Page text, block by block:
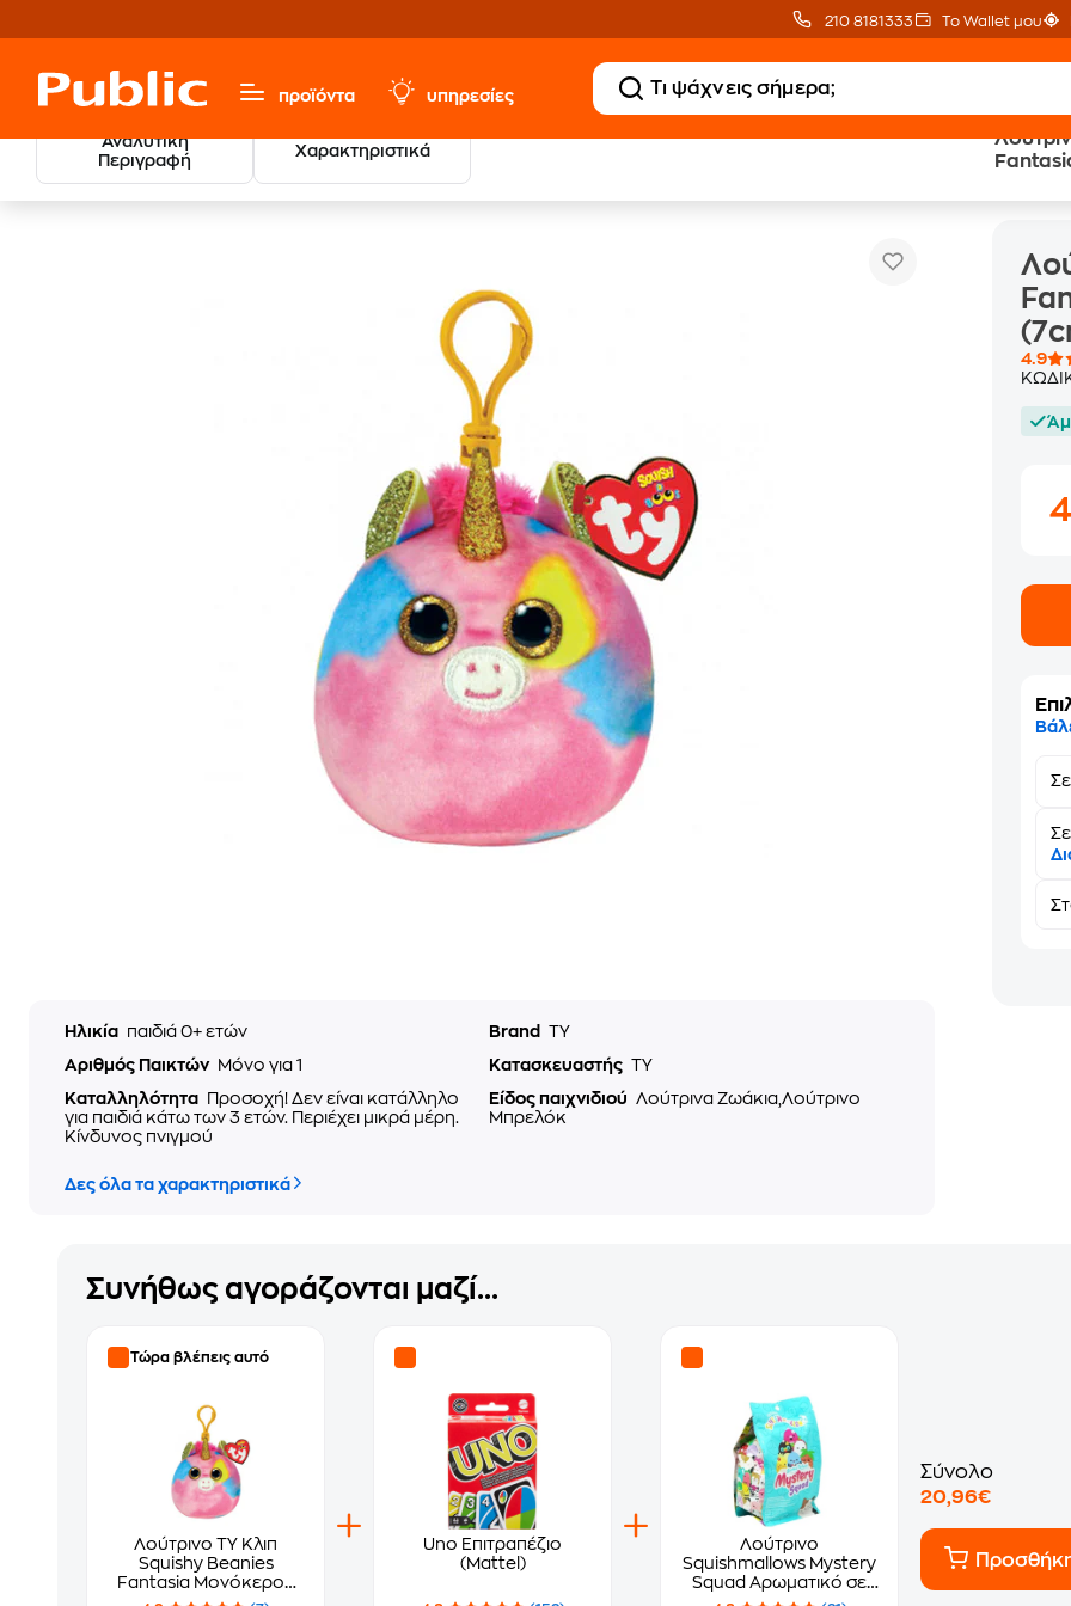
210 8181333 Το Wallet μου
προϊόντα υπηρεσίες
Αναλυτική
Περιγραφή
Χαρακτηριστικά
Παιχνίδια & Παιδικά Λούτρινο TY Κλιπ Squishy Beanies Fantasia Μονόκερος Πολύχρωμο (7cm) 1607-
Ηλικία παιδιά 0+ ετών Brand
TY
Αριθμός Παικτών Μόνο για 1 Κατασκευαστής TY
Καταλληλότητα
Προσοχή! Δεν είναι κατάλληλο
για παιδιά κάτω των 3 ετών. Περιέχει μικρά μέρη.
Κίνδυνος πνιγμού
Είδος παιχνιδιού Λούτρινα Ζωάκια,Λούτρινο
Μπρελόκ
Δες όλα τα χαρακτηριστικά
4.9
Συνήθως αγοράζονται μαζί...
Τώρα βλέπεις αυτό
Λούτρινο TY Κλιπ
Squishy Beanies
Fantasia Μονόκερος
Πολύχρωμο (7cm)
Uno Επιτραπέζιο
(Mattel)
Λούτρινο
Squishmallows Mystery
Squad Αρωματικό σε
Σακουλάκι Έκπληξη σε
Σύνολο
20,96€